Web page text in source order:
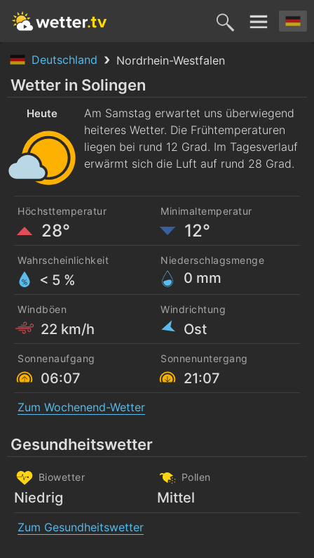
Deutschland Nordrhein-Westfalen
Heute
8. Aug.
Morgen
9. Aug. 10. Aug. 11. Aug. 12.
Wetter in Solingen
Heute
Am Samstag erwartet uns überwiegend
heiteres Wetter. Die Frühtemperaturen
liegen bei rund 12 Grad. Im Tagesverlauf
erwärmt sich die Luft auf rund 28 Grad.
Höchsttemperatur
28°
Minimaltemperatur
12°
Wahrscheinlichkeit
< 5 %
Niederschlagsmenge
0 mm
Windböen
22 km/h
Windrichtung
Ost
Sonnenaufgang
06:07
Sonnenuntergang
21:07
Zum Wochenend-Wetter
Gesundheitswetter
Biowetter
Niedrig
Pollen
Mittel
Zum Gesundheitswetter